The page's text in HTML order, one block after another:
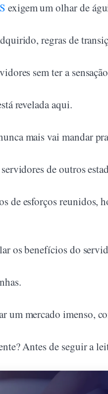
exigem um olhar de
regras de
sem ter a
revelada aqui.
mais vai mandar
de outros
de esforços
os benefícios do
um mercado imenso,
Antes de seguir a